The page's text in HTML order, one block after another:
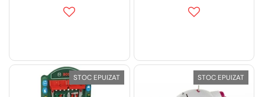
STOC EPUIZAT STOC EPUIZAT